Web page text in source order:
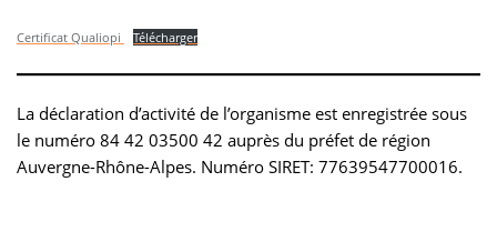
Certificat Qualiopi Télécharger
La déclaration d’activité de l’organisme est enregistrée sous
le numéro 84 42 03500 42 auprès du préfet de région
Auvergne-Rhône-Alpes. Numéro SIRET: 77639547700016.